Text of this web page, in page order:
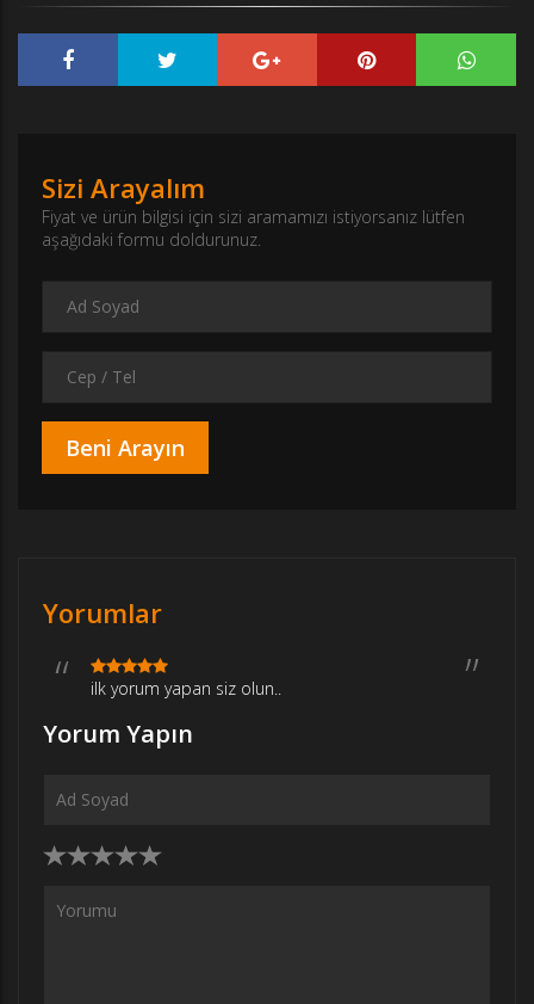
Sizi Arayalım
Fiyat ve ürün bilgisi için sizi aramamızı istiyorsanız lütfen
aşağıdaki formu doldurunuz.
Yorumlar
ilk yorum yapan siz olun..
Yorum Yapın